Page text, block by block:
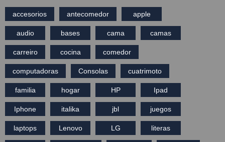
accesorios antecomedor apple
audio bases cama camas
carreiro cocina comedor
computadoras Consolas cuatrimoto
familia hogar HP Ipad
Iphone italika jbl juegos
laptops Lenovo LG literas